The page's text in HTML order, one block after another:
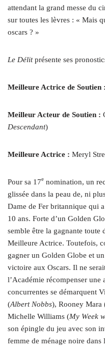
attendant la grand messe du
sur toutes les lèvres : « Mais
oscars ? »
Le Délitprésente ses
Meilleure Actrice de Soutien :
Meilleur Acteur de Soutien :
Descendant)
Meilleure Actrice : Meryl
Pour sa 17e nomination, un
glissée dans la peau de, ni
Dame de Fer britannique qui
10 ans. Forte d’un Golden
semble être la gagnante toute
Meilleure Actrice. Toutefois,
gagner un Golden Globe et
victoire aux Oscars. Il ne
l’Académie récompenser une
concurrentes se démarquent
(Albert Nobbs), Rooney Mara
Michelle Williams (My Week
son épingle du jeu avec son
femme de ménage noire dans